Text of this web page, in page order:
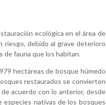
ecológica en el área de
riesgo, debido al grave deterioro
de fauna que los habitan.
hectáreas de bosque húmedo
restaurados se convierten
acuerdo con lo anterior, desde
especies nativas de los bosques